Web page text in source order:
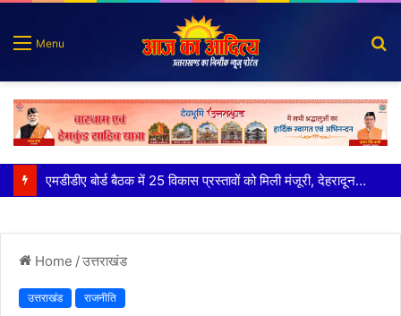
Menu
कृष्णा हाउसकीपिंग के मालिक दीपक जायसवाल विनोद नौटियाल आदि पर मुकदमा दर्ज
Home /उत्तराखंड
उत्तराखंड राजनीति